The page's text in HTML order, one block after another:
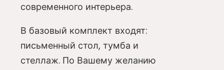
современного интерьера.
В базовый комплект входят:
письменный стол, тумба и
стеллаж. По Вашему желанию